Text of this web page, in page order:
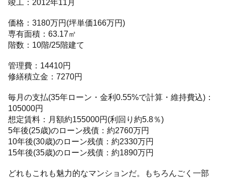
竣工：2012年11月
価格：3180万円(坪単価166万円)
専有面積：63.17㎡
階数：10階/25階建て
管理費：14410円
修繕積立金：7270円
毎月の支払(35年ローン・金利0.55%で計算・維持費込)：
105000円
想定賃料：月額約155000円(利回り約5.8％)
5年後(25歳)のローン残債：約2760万円
10年後(30歳)のローン残債：約2330万円
15年後(35歳)のローン残債：約1890万円
どれもこれも魅力的なマンションだ。もちろんごく一部